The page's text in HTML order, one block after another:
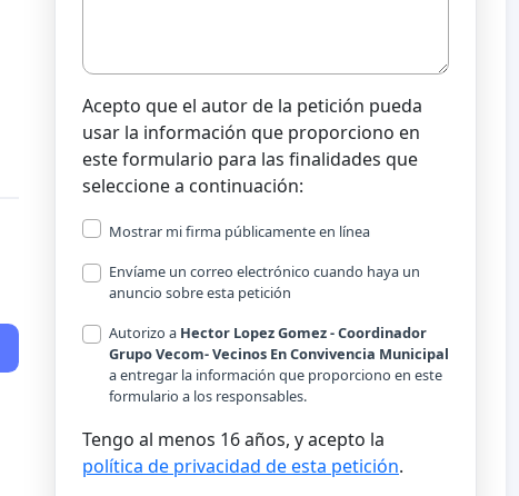
Acepto que el autor de la petición pueda
usar la información que proporciono en
este formulario para las finalidades que
seleccione a continuación:
Mostrar mi firma públicamente en línea
Envíame un correo electrónico cuando haya un
anuncio sobre esta petición
Autorizo a Hector Lopez Gomez - Coordinador
Grupo Vecom- Vecinos En Convivencia Municipal
a entregar la información que proporciono en este
formulario a los responsables.
Tengo al menos 16 años, y acepto la
política de privacidad de esta petición.